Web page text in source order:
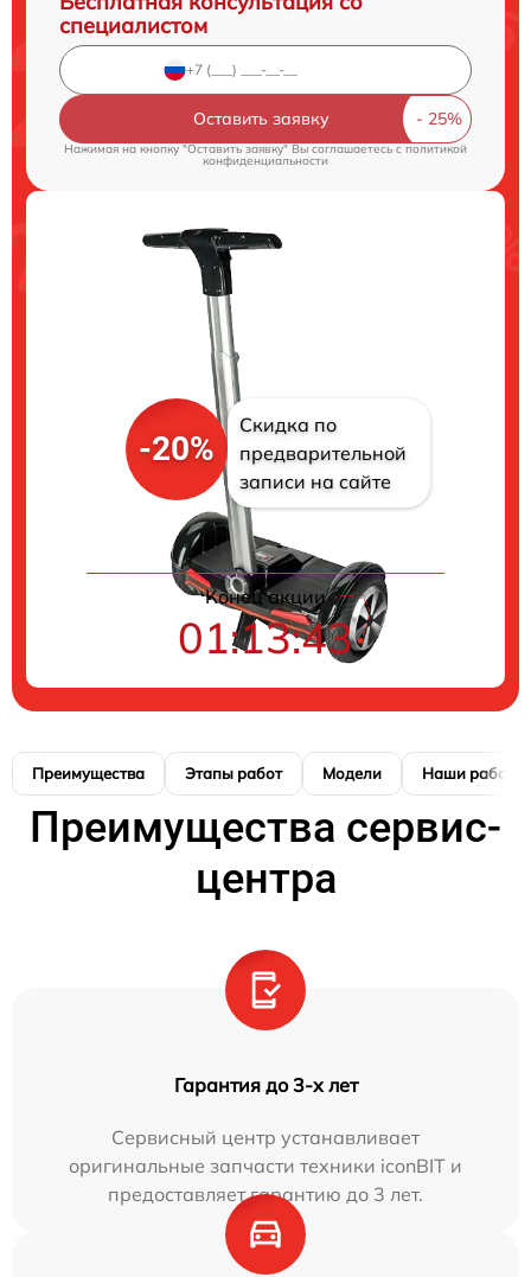
специалистом
Оставить заявку
Нажимая на кнопку "Оставить заявку" Вы соглашаетесь cполитикой
конфиденциальности
-20%
Скидка по
предварительной
записи на сайте
Конец акции
01:13:42
Преимущества Этапы работ Модели Наши работы
Преимущества сервис-
центра
Гарантия до 3-х лет
Сервисный центр устанавливает
оригинальные запчасти техники iconBIT и
предоставляет гарантию до 3 лет.